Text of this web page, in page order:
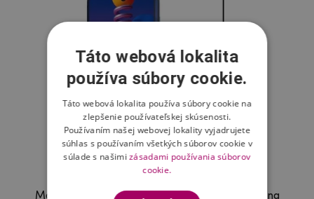
Mofi celoplošné tvrdené sklo na mobil Samsung
Táto webová lokalita
používa súbory cookie.
Táto webová lokalita používa súbory cookie na
zlepšenie používateľskej skúsenosti.
Používaním našej webovej lokality vyjadrujete
súhlas s používaním všetkých súborov cookie v
súlade s našimizásadami používania súborov
cookie.